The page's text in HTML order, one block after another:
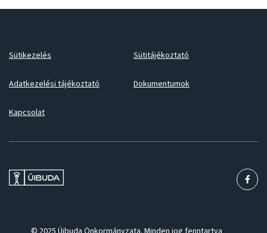
Sütikezelés Sütitájékoztató
Adatkezelési tájékoztató Dokumentumok
Kapcsolat